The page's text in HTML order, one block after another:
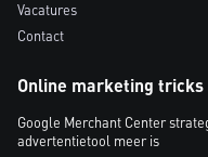
Vacatures
Contact
Online marketing tricks
Google Merchant Center
advertentietool meer is